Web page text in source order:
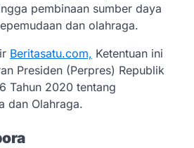
pembinaan sumber daya
dan olahraga.
Beritasatu.com, Ketentuan ini
Presiden (Perpres) Republik
Tahun 2020 tentang
dan Olahraga.